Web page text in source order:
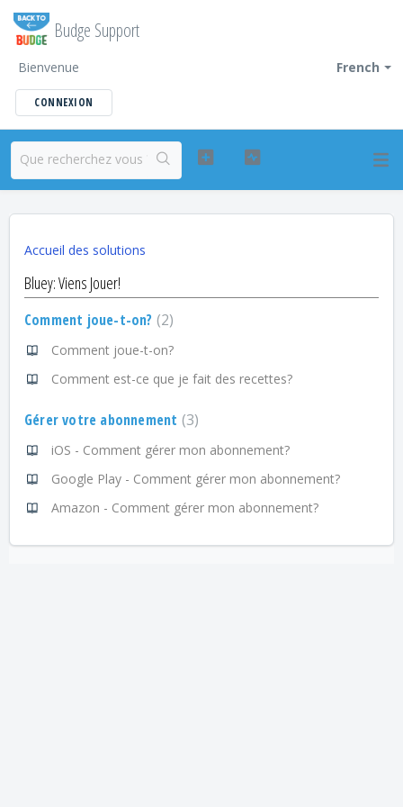
Budge Support
French
Bienvenue
CONNEXION
Accueil des solutions
Bluey: Viens Jouer!
Comment joue-t-on? 2
Comment joue-t-on?
Comment est-ce que je fait des recettes?
Gérer votre abonnement 3
iOS - Comment gérer mon abonnement?
Google Play - Comment gérer mon abonnement?
Amazon - Comment gérer mon abonnement?